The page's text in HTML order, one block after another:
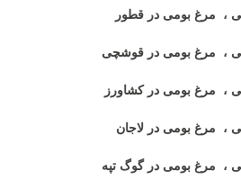
، مرغ بومی در قطور
، مرغ بومی در قوشچی
، مرغ بومی در کشاورز
، مرغ بومی در لاجان
، مرغ بومی در گوگ تپه